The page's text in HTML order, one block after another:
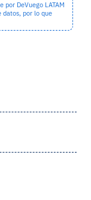
DeVuego LATAM
datos, por lo que